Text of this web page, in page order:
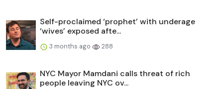
Self-proclaimed ‘prophet’ with underage
‘wives’ exposed afte...
3 months ago 288
NYC Mayor Mamdani calls threat of rich
people leaving NYC ov...